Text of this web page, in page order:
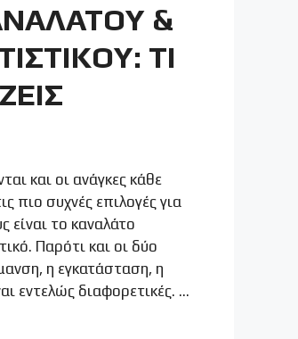
&
ΤΙ
και οι ανάγκες κάθε
πιο συχνές επιλογές για
είναι το καναλάτο
Παρότι και οι δύο
η εγκατάσταση, η
εντελώς διαφορετικές. …